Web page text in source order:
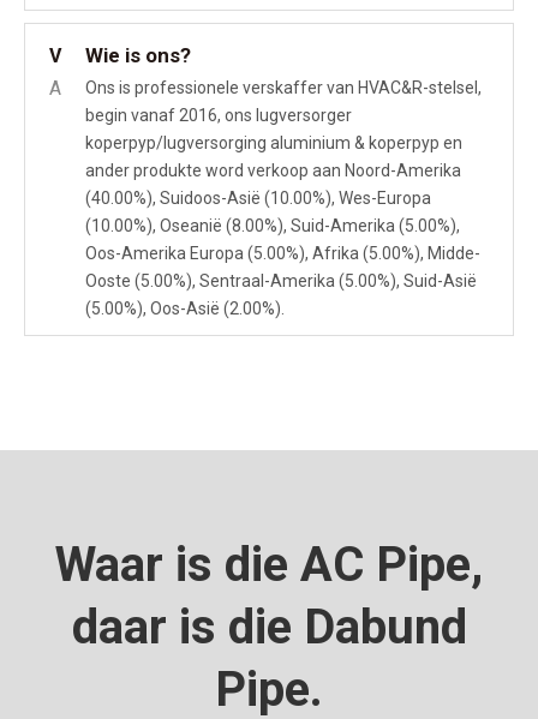
V Wie is ons?
A
Ons is professionele verskaffer van HVAC&R-stelsel,
begin vanaf 2016, ons lugversorger
koperpyp/lugversorging aluminium & koperpyp en
ander produkte word verkoop aan Noord-Amerika
(40.00%), Suidoos-Asië (10.00%), Wes-Europa
(10.00%), Oseanië (8.00%), Suid-Amerika (5.00%),
Oos-Amerika Europa (5.00%), Afrika (5.00%), Midde-
Ooste (5.00%), Sentraal-Amerika (5.00%), Suid-Asië
(5.00%), Oos-Asië (2.00%).
Waar is die AC Pipe,
daar is die Dabund
Pipe.